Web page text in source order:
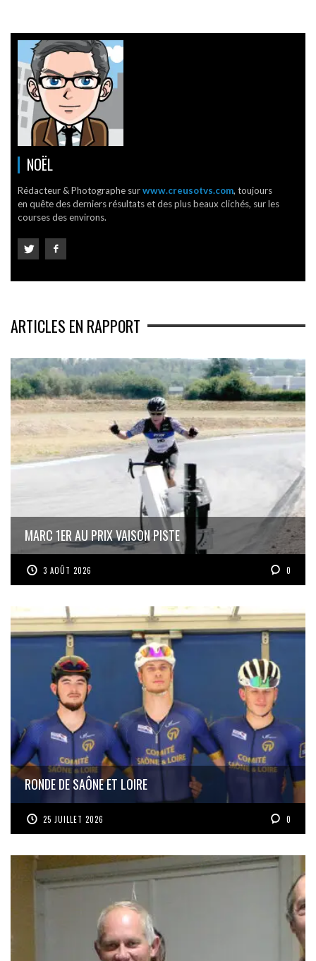
NOËL
Rédacteur & Photographe surwww.creusotvs.com, toujours
en quête des derniers résultats et des plus beaux clichés, sur les
courses des environs.
ARTICLES EN RAPPORT
MARC 1ER AU PRIX VAISON PISTE
3 AOÛT 2026 0
RONDE DE SAÔNE ET LOIRE
25 JUILLET 2026 0